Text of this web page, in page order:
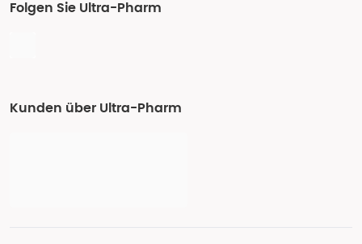
Folgen Sie Ultra-Pharm
Kunden über Ultra-Pharm